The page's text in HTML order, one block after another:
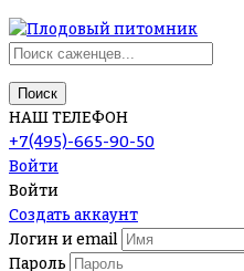
Поиск
НАШ ТЕЛЕФОН
+7(495)-665-90-50
Войти
Войти
Создать аккаунт
Логин и email
Пароль